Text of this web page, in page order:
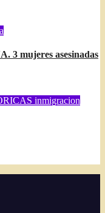
3 mujeres asesinadas
inmigracion